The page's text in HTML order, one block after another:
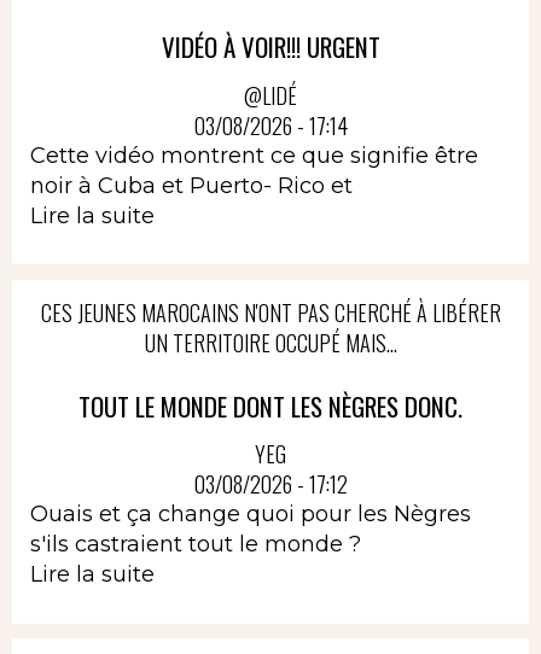
VIDÉO À VOIR!!! URGENT
@LIDÉ
03/08/2026 - 17:14
Cette vidéo montrent ce que signifie être
noir à Cuba et Puerto- Rico et
Lire la suite
CES JEUNES MAROCAINS N'ONT PAS CHERCHÉ À LIBÉRER
UN TERRITOIRE OCCUPÉ MAIS...
TOUT LE MONDE DONT LES NÈGRES DONC.
YEG
03/08/2026 - 17:12
Ouais et ça change quoi pour les Nègres
s'ils castraient tout le monde ?
Lire la suite